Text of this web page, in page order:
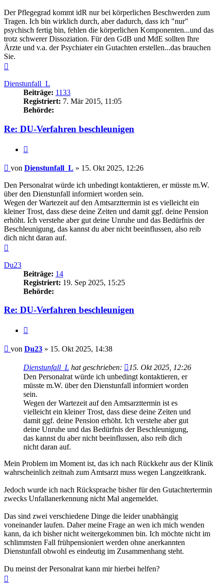
Der Pflegegrad kommt idR nur bei körperlichen Beschwerden zum
Tragen. Ich bin wirklich durch, aber dadurch, dass ich "nur"
psychisch fertig bin, fehlen die körperlichen Komponenten...und das
trotz schwerer Dissoziation. Für den GdB und MdE sollten Ihre
Ärzte und v.a. der Psychiater ein Gutachten erstellen...das brauchen
Sie.
Dienstunfall_L
Beiträge: 1133
Registriert: 7. Mär 2015, 11:05
Behörde:
Re: DU-Verfahren beschleunigen
Beitrag
von Dienstunfall_L » 15. Okt 2025, 12:26
Den Personalrat würde ich unbedingt kontaktieren, er müsste m.W.
über den Dienstunfall informiert worden sein.
Wegen der Wartezeit auf den Amtsarzttermin ist es vielleicht ein
kleiner Trost, dass diese deine Zeiten und damit ggf. deine Pension
erhöht. Ich verstehe aber gut deine Unruhe und das Bedürfnis der
Beschleunigung, das kannst du aber nicht beeinflussen, also reib
dich nicht daran auf.
Du23
Beiträge: 14
Registriert: 19. Sep 2025, 15:25
Behörde:
Re: DU-Verfahren beschleunigen
Beitrag
von Du23 » 15. Okt 2025, 14:38
Dienstunfall_L hat geschrieben:
15. Okt 2025, 12:26
Den Personalrat würde ich unbedingt kontaktieren, er
müsste m.W. über den Dienstunfall informiert worden
sein.
Wegen der Wartezeit auf den Amtsarzttermin ist es
vielleicht ein kleiner Trost, dass diese deine Zeiten und
damit ggf. deine Pension erhöht. Ich verstehe aber gut
deine Unruhe und das Bedürfnis der Beschleunigung,
das kannst du aber nicht beeinflussen, also reib dich
nicht daran auf.
Mein Problem im Moment ist, das ich nach Rückkehr aus der Klinik
wahrscheinlich zeitnah zum Amtsarzt muss wegen Langzeitkrank.
Jedoch wurde ich nach Rücksprache bisher für den Gutachtertermin
zwecks Unfallanerkennung nicht Mal angemeldet.
Das sind zwei verschiedene Dinge die leider unabhängig
voneinander laufen. Daher meine Frage an wen ich mich wenden
kann, da ich bisher nicht weitergekommen bin. Ich möchte nicht im
schlimmsten Fall frühpensioniert werden ohne anerkannten
Dienstunfall obwohl es eindeutig im Zusammenhang steht.
Du meinst der Personalrat kann mir hierbei helfen?